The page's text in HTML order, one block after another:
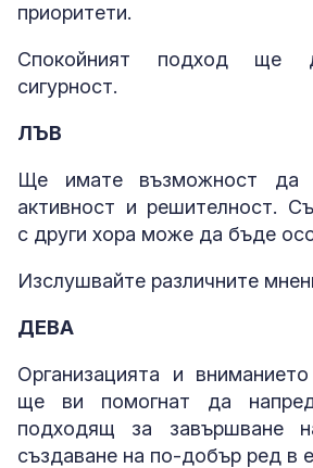
приоритети.
Спокойният подход ще
сигурност.
ЛЪВ
Ще имате възможност да
активност и решителност.
с други хора може да бъде
Изслушвайте различните
ДЕВА
Организацията и
ще ви помогнат да
подходящ за завършване
създаване на по-добър ред в